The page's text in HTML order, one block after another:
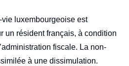
vie luxembourgeoise est
un résident français, à condition
fiscale. La non-
à une dissimulation.